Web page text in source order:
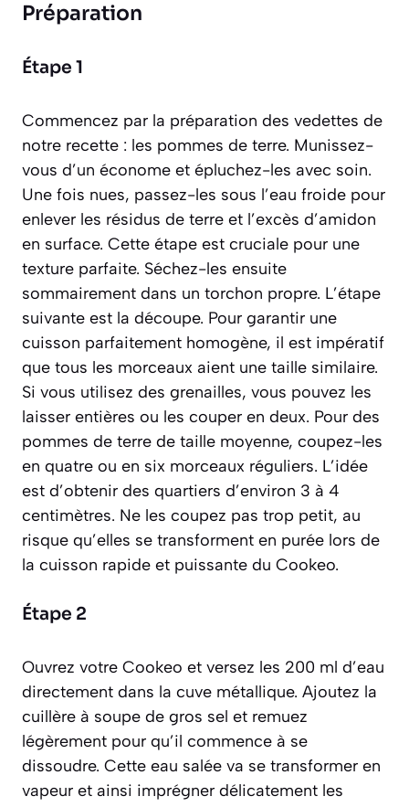
Préparation
Étape 1
Commencez par la préparation des vedettes de
notre recette : les pommes de terre. Munissez-
vous d’un économe et épluchez-les avec soin.
Une fois nues, passez-les sous l’eau froide pour
enlever les résidus de terre et l’excès d’amidon
en surface. Cette étape est cruciale pour une
texture parfaite. Séchez-les ensuite
sommairement dans un torchon propre. L’étape
suivante est la découpe. Pour garantir une
cuisson parfaitement homogène, il est impératif
que tous les morceaux aient une taille similaire.
Si vous utilisez des grenailles, vous pouvez les
laisser entières ou les couper en deux. Pour des
pommes de terre de taille moyenne, coupez-les
en quatre ou en six morceaux réguliers. L’idée
est d’obtenir des quartiers d’environ 3 à 4
centimètres. Ne les coupez pas trop petit, au
risque qu’elles se transforment en purée lors de
la cuisson rapide et puissante du Cookeo.
Étape 2
Ouvrez votre Cookeo et versez les 200 ml d’eau
directement dans la cuve métallique. Ajoutez la
cuillère à soupe de gros sel et remuez
légèrement pour qu’il commence à se
dissoudre. Cette eau salée va se transformer en
vapeur et ainsi imprégner délicatement les